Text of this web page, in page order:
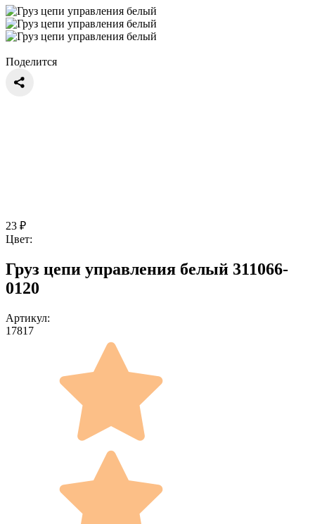
Поделится
23 ₽
Цвет:
Груз цепи управления белый 311066-
0120
Артикул:
17817